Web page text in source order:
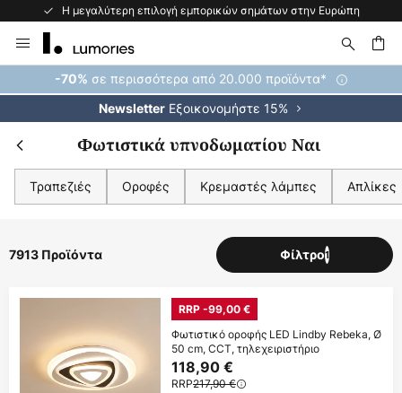
Η μεγαλύτερη επιλογή εμπορικών σημάτων στην Ευρώπη
Μετάβαση
στο
περιεχόμενο
-70% σε περισσότερα από 20.000 προϊόντα*
Newsletter Εξοικονομήστε 15%
Φωτιστικά υπνοδωματίου Ναι
Τραπεζιές Οροφές Κρεμαστές λάμπες Απλίκες
7913 Προϊόντα Φίλτρο1
RRP -99,00 €
Φωτιστικό οροφής LED Lindby Rebeka, Ø
50 cm, CCT, τηλεχειριστήριο
118,90 €
RRP217,90 €